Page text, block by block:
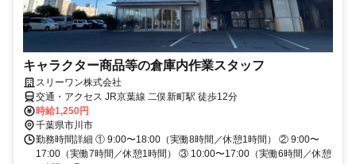
キャラクター商品等の倉庫内作業スタッフ
スリーワン株式会社
交通・アクセス JR京葉線 二俣新町駅 徒歩12分
時給1,250円
千葉県市川市
勤務時間詳細 ① 9:00〜18:00（実働8時間／休憩1時間） ② 9:00〜
17:00（実働7時間／休憩1時間） ③ 10:00〜17:00（実働6時間／休憩